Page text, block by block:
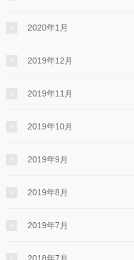
2020年1月
2019年12月
2019年11月
2019年10月
2019年9月
2019年8月
2019年7月
2018年7月